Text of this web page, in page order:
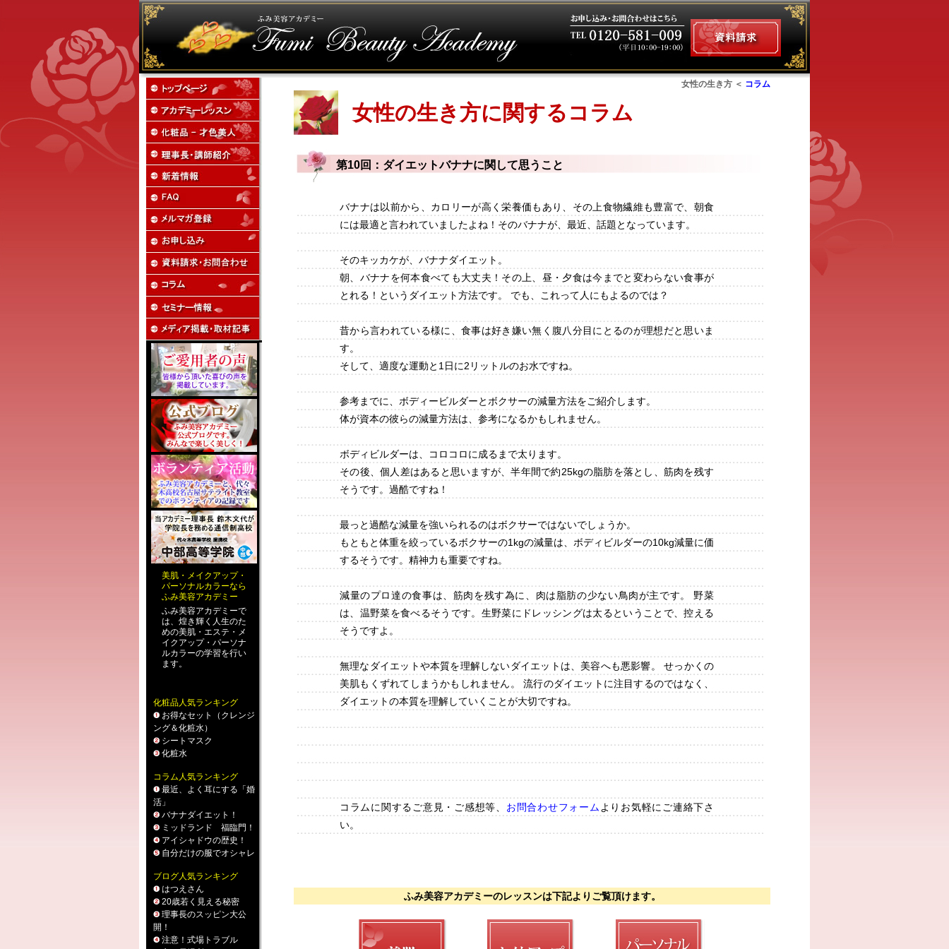
美肌 ・ メイクアップ・
パーソナルカラーなら
ふみ美容アカデミー
ふみ美容アカデミーで
は、煌き輝く人生のた
めの美肌・エステ ・ メ
イクアップ・ パーソナ
ルカラーの学習を行い
ます。
化粧品人気ランキング
お得なセット（クレンジ
ング＆化粧水）
シートマスク
化粧水
コラム人気ランキング
最近、よく耳にする「婚
活」
バナナダイエット！
ミッドランド 福臨門！
アイシャドウの歴史！
自分だけの服でオシャレ
ブログ人気ランキング
はつえさん
20歳若く見える秘密
理事長のスッピン大公
開！
注意！式場トラブル
女性の生き方 ＜ コラム
女性の生き方に関するコラム
第10回：ダイエットバナナに関して思うこと
バナナは以前から、カロリーが高く栄養価もあり、その上食物繊維も豊富で、朝食
には最適と言われていましたよね！そのバナナが、最近、話題となっています。
そのキッカケが、バナナダイエット。
朝、バナナを何本食べても大丈夫！その上、昼・夕食は今までと変わらない食事が
とれる！というダイエット方法です。 でも、これって人にもよるのでは？
昔から言われている様に、食事は好き嫌い無く腹八分目にとるのが理想だと思いま
す。
そして、適度な運動と1日に2リットルのお水ですね。
参考までに、ボディービルダーとボクサーの減量方法をご紹介します。
体が資本の彼らの減量方法は、参考になるかもしれません。
ボディビルダーは、コロコロに成るまで太ります。
その後、個人差はあると思いますが、半年間で約25kgの脂肪を落とし、筋肉を残す
そうです。過酷ですね！
最っと過酷な減量を強いられるのはボクサーではないでしょうか。
もともと体重を絞っているボクサーの1kgの減量は、ボディビルダーの10kg減量に価
するそうです。精神力も重要ですね。
減量のプロ達の食事は、筋肉を残す為に、肉は脂肪の少ない鳥肉が主です。 野菜
は、温野菜を食べるそうです。生野菜にドレッシングは太るということで、控える
そうですよ。
無理なダイエットや本質を理解しないダイエットは、美容へも悪影響。 せっかくの
美肌もくずれてしまうかもしれません。 流行のダイエットに注目するのではなく、
ダイエットの本質を理解していくことが大切ですね。
コラムに関するご意見・ご感想等、 お問合わせフォーム よりお気軽にご連絡下さ
い。
ふみ美容アカデミーのレッスンは下記よりご覧頂けます。